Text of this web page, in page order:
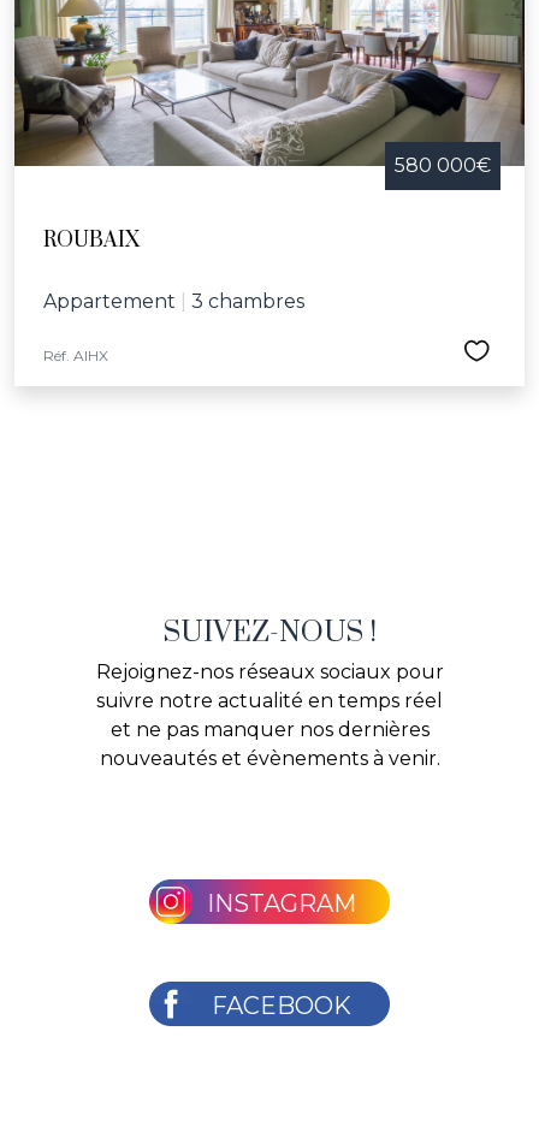
580 000€
ROUBAIX
Appartement 3 chambres
Réf. AIHX
SUIVEZ-NOUS !
Rejoignez-nos réseaux sociaux pour
suivre notre actualité en temps réel
et ne pas manquer nos dernières
nouveautés et évènements à venir.
INSTAGRAM
FACEBOOK